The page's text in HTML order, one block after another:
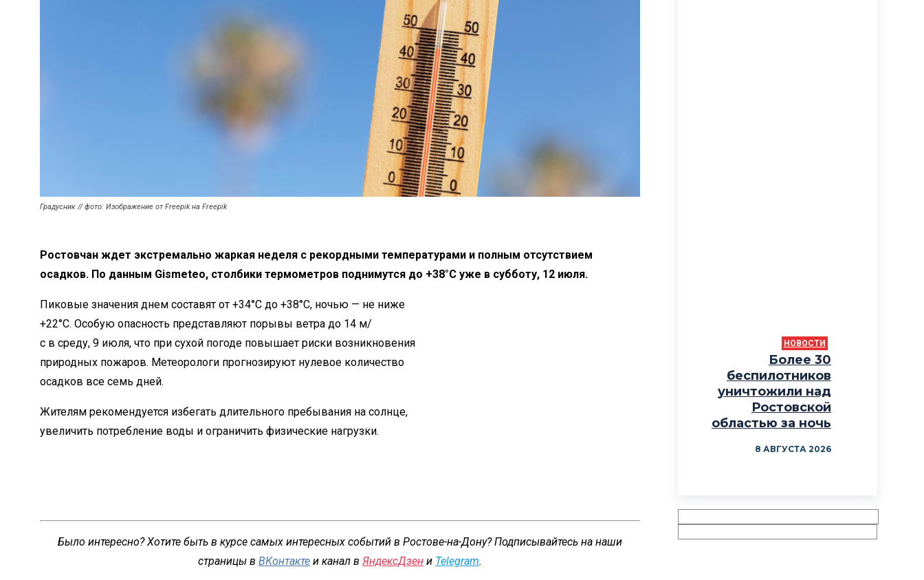
Градусник // фото: Изображение от Freepik на Freepik
Ростовчан ждет экстремально жаркая неделя с рекордными температурами и полным отсутствием
осадков. По данным Gismeteo, столбики термометров поднимутся до +38°C уже в субботу, 12 июля.
Пиковые значения днем составят от +34°C до +38°C, ночью — не ниже
+22°C. Особую опасность представляют порывы ветра до 14 м/
с в среду, 9 июля, что при сухой погоде повышает риски возникновения
природных пожаров. Метеорологи прогнозируют нулевое количество
осадков все семь дней.
Жителям рекомендуется избегать длительного пребывания на солнце,
увеличить потребление воды и ограничить физические нагрузки.
Было интересно? Хотите быть в курсе самых интересных событий в Ростове-на-Дону? Подписывайтесь на наши
страницы в ВКонтакте и канал в ЯндексДзен и Telegram.
НОВОСТИ
Более 30
беспилотников
уничтожили над
Ростовской
областью за ночь
8 АВГУСТА 2026